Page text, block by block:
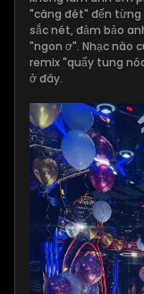
"căng đét" đến từng
sắc nét, đảm bảo
"ngon ơ". Nhạc nào
remix "quẩy tung
ở đây.